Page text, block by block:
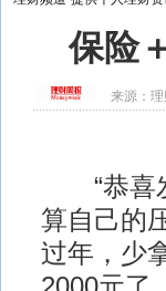
保险
来源： 理
“恭喜发
算自己的
过年，少